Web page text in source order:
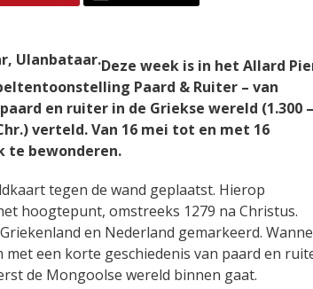
Deze week is in het Allard
Paard & Ruiter – van
en ruiter in de Griekse wereld (1.300
verteld. Van 16 mei tot en met 16
te bewonderen.
tegen de wand geplaatst. Hierop
hoogtepunt, omstreeks 1279 na Christus.
en Nederland gemarkeerd.
een korte geschiedenis van paard en
de Mongoolse wereld binnen gaat.